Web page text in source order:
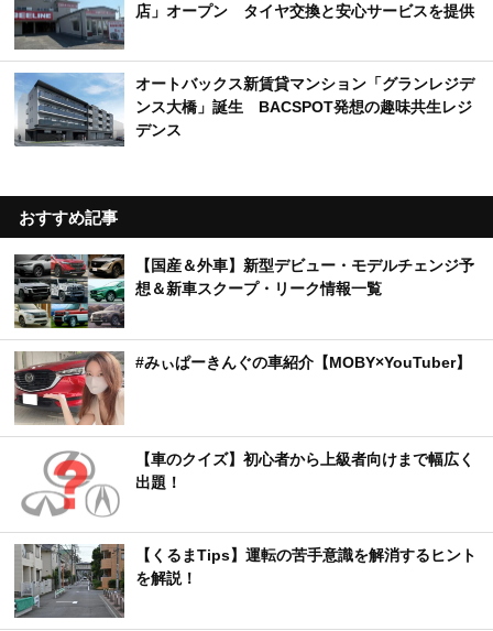
店」オープン タイヤ交換と安心サービスを提供
オートバックス新賃貸マンション「グランレジデ
ンス大橋」誕生 BACSPOT発想の趣味共生レジ
デンス
おすすめ記事
【国産＆外車】新型デビュー・モデルチェンジ予
想＆新車スクープ・リーク情報一覧
#みぃぱーきんぐの車紹介【MOBY×YouTuber】
【車のクイズ】初心者から上級者向けまで幅広く
出題！
【くるまTips】運転の苦手意識を解消するヒント
を解説！